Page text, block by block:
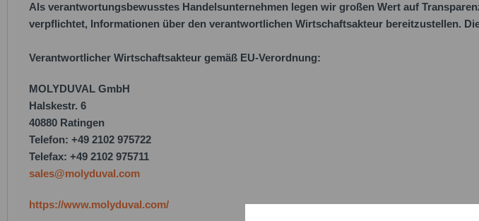
Als verantwortungsbewusstes Handelsunternehmen legen wir großen Wert auf
verpflichtet, Informationen über den verantwortlichen Wirtschaftsakteur bereitzustellen.
Verantwortlicher Wirtschaftsakteur gemäß EU-Verordnung:
MOLYDUVAL GmbH
Halskestr. 6
40880 Ratingen
Telefon: +49 2102 975722
Telefax: +49 2102 975711
sales@molyduval.com
https://www.molyduval.com/